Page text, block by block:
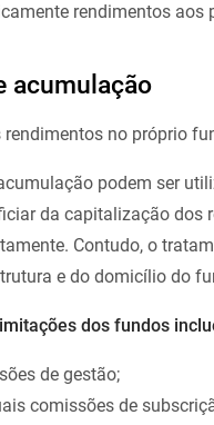
rendimentos aos
acumulação
rendimentos no próprio
podem ser
da capitalização dos
Contudo, o
e do domicílio do
dos fundos
de gestão;
comissões de